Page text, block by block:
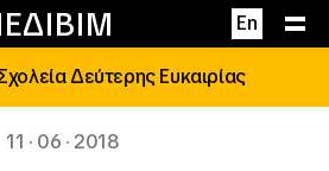
En
Δεύτερης Ευκαιρίας
11 · 06 · 2018